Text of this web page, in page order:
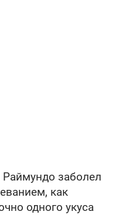
заболел
как
одного укуса